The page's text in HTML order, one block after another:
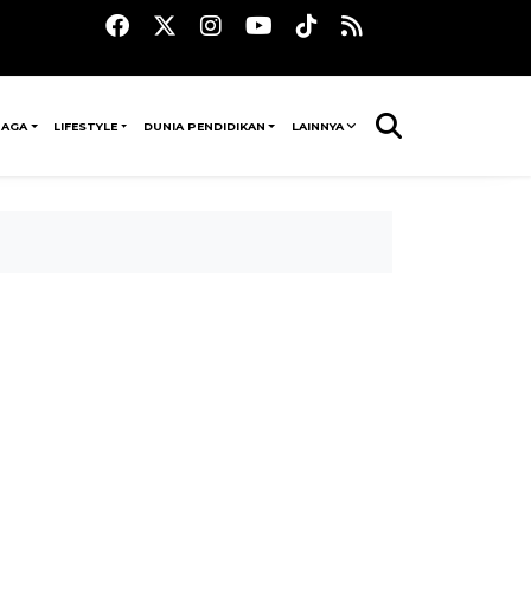
LIFESTYLE DUNIA PENDIDIKAN LAINNYA